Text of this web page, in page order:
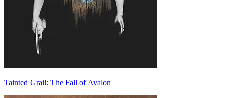
Tainted Grail: The Fall of Avalon